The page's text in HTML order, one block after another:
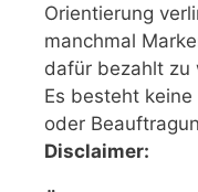
Orientierung
manchmal
dafür bezahlt zu
Es besteht
oder
Disclaimer: